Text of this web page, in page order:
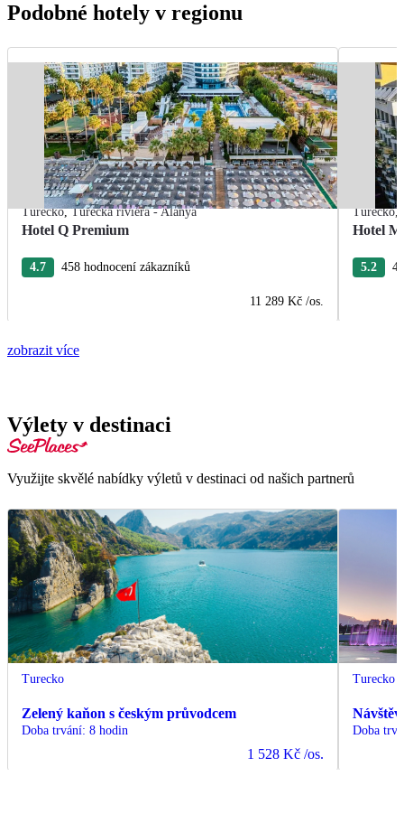
Podobné hotely v regionu
Turecko,Turecká riviéra - Alanya
Hotel Q Premium
4.7 458 hodnocení zákazníků
11 289 Kč /os.
Turecko,
Hotel
5.2
zobrazit více
Výlety v destinaci
Využijte skvělé nabídky výletů v destinaci od našich partnerů
Turecko
Zelený kaňon s českým průvodcem
Doba trvání: 8 hodin
1 528 Kč /os.
Turecko
Doba